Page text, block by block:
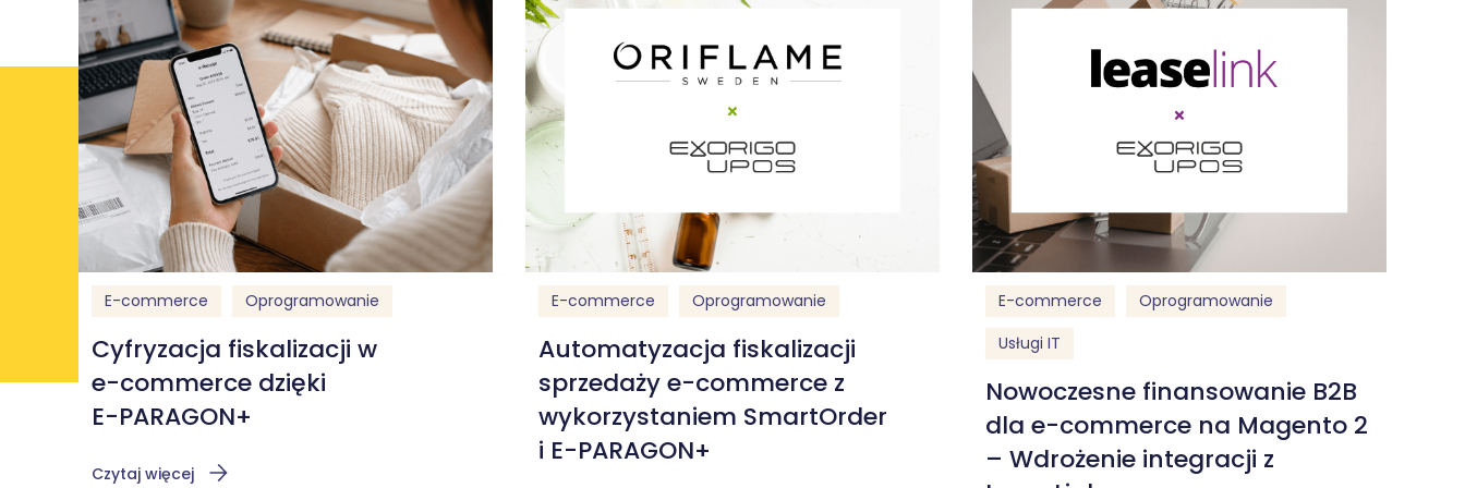
E-commerce Oprogramowanie
Cyfryzacja fiskalizacji w
e-commerce dzięki
E-PARAGON+
Czytaj więcej
E-commerce Oprogramowanie
Automatyzacja fiskalizacji
sprzedaży e-commerce z
wykorzystaniem SmartOrder
i E-PARAGON+
E-commerce
Oprogramowanie
Usługi IT
Nowoczesne finansowanie B2B
dla e-commerce na Magento 2
– Wdrożenie integracji z